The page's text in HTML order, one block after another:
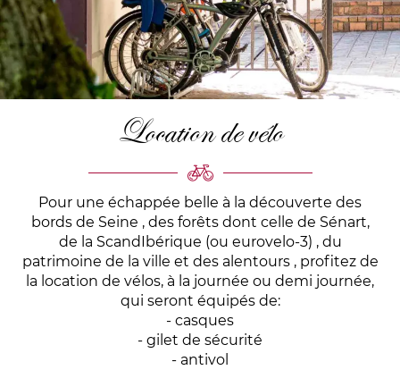
Location de vélo
Pour une échappée belle à la découverte des
bords de Seine , des forêtsdont celle de Sénart,
de la ScandIbérique (ou eurovelo-3) , du
patrimoine de la ville et des alentours, profitez de
la location de vélos, à la journée ou demi journée,
qui seront équipés de:
- casques
- gilet de sécurité
- antivol